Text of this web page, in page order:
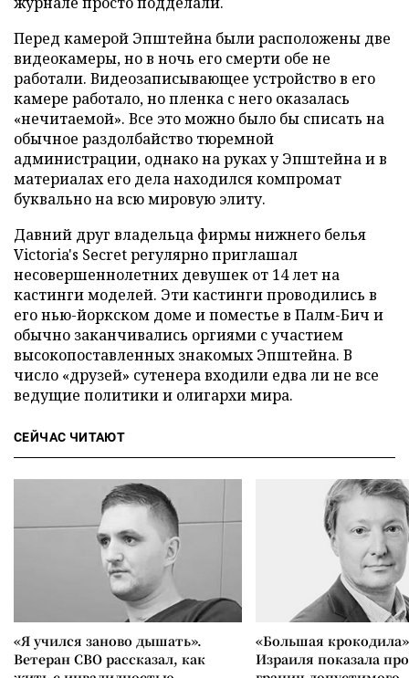
Перед камерой Эпштейна были расположены две
видеокамеры, но в ночь его смерти обе не
работали. Видеозаписывающее устройство в его
камере работало, но пленка с него оказалась
«нечитаемой». Все это можно было бы списать на
обычное раздолбайство тюремной
администрации, однако на руках у Эпштейна и в
материалах его дела находился компромат
буквально на всю мировую элиту.
Давний друг владельца фирмы нижнего белья
Victoria's Secret регулярно приглашал
несовершеннолетних девушек от 14 лет на
кастинги моделей. Эти кастинги проводились в
его нью-йоркском доме и поместье в Палм-Бич и
обычно заканчивались оргиями с участием
высокопоставленных знакомых Эпштейна. В
число «друзей» сутенера входили едва ли не все
ведущие политики и олигархи мира.
СЕЙЧАС ЧИТАЮТ
«Я учился заново дышать».
Ветеран СВО рассказал, как
«Большая
Израиля показала